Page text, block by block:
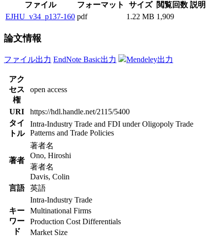
ファイル フォーマット サイズ 閲覧回数 説明
EJHU_v34_p137-160 pdf 1.22 MB 1,909
論文情報
ファイル出力 EndNote Basic出力 Mendeley出力
アク
セス
権
open access
URI
https://hdl.handle.net/2115/5400
タイ
トル
Intra-Industry Trade and FDI under Oligopoly Trade
Patterns and Trade Policies
著者
著者名
Ono, Hiroshi
著者名
Davis, Colin
言語
英語
キー
ワー
ド
Intra-Industry Trade
Multinational Firms
Production Cost Differentials
Market Size